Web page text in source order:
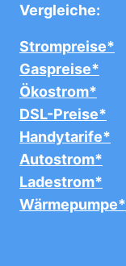
Vergleiche:
Strompreise*
Gaspreise*
Ökostrom*
DSL-Preise*
Handytarife*
Autostrom*
Ladestrom*
Wärmepumpe*